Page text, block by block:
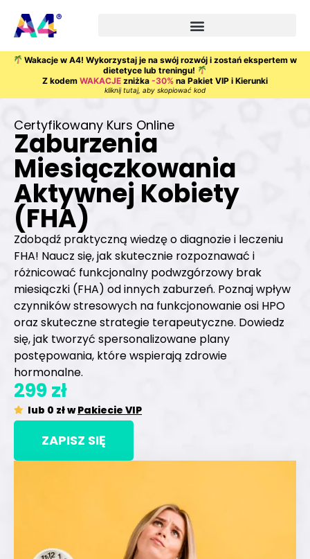
Wakacje w A4! Wykorzystaj je na swój rozwój i zostań ekspertem w
dietetyce lub treningu!
Z kodem WAKACJE zniżka -30% na Pakiet VIP i Kierunki
kliknij tutaj, aby skopiować kod
Certyfikowany Kurs Online
Zaburzenia
Miesiączkowania
Aktywnej Kobiety
(FHA)
Zdobądź praktyczną wiedzę o diagnozie i leczeniu
FHA! Naucz się, jak skutecznie rozpoznawać i
różnicować funkcjonalny podwzgórzowy brak
miesiączki (FHA) od innych zaburzeń. Poznaj wpływ
czynników stresowych na funkcjonowanie osi HPO
oraz skuteczne strategie terapeutyczne. Dowiedz
się, jak tworzyć spersonalizowane plany
postępowania, które wspierają zdrowie
hormonalne.
299 zł
lub 0 zł wPakiecie VIP
ZAPISZ SIĘ